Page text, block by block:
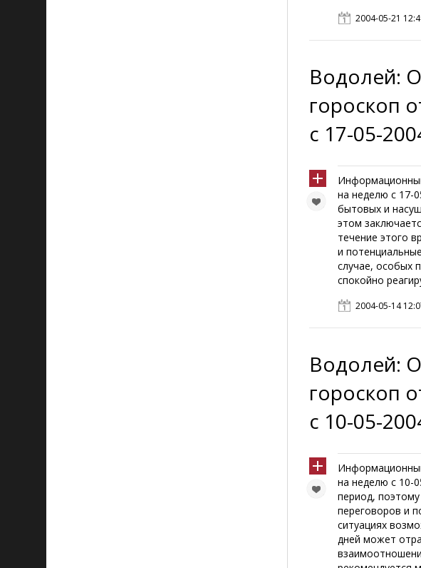
2004-05-21
Водолей:
гороскоп
с 17-05-
на неделю с 17-
бытовых и
этом
течение этого
и
случае, особых
спокойно
2004-05-14
Водолей:
гороскоп
с 10-05-
на неделю с 10-
период,
переговоров и
ситуациях
дней может